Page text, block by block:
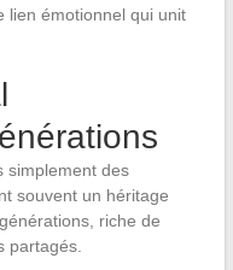
lien émotionnel qui unit
simplement des
souvent un héritage
riche de
partagés.